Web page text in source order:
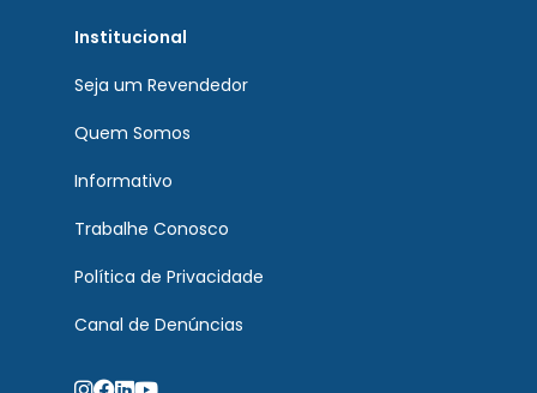
Institucional
Seja um Revendedor
Quem Somos
Informativo
Trabalhe Conosco
Política de Privacidade
Canal de Denúncias